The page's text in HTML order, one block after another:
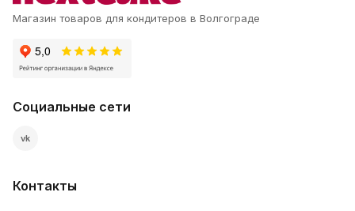
Магазин товаров для кондитеров в Волгограде
Социальные сети
vk
Контакты